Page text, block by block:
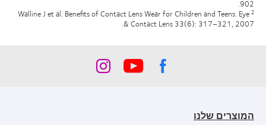
902.
2
Walline J et al. Benefits of Contact Lens Wear for Children and Teens. Eye
& Contact Lens 33(6): 317–321, 2007.
המוצרים שלנו